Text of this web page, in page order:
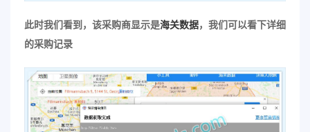
此时我们看到，该采购商显示是海关数据，我们可以看下详细
的采购记录